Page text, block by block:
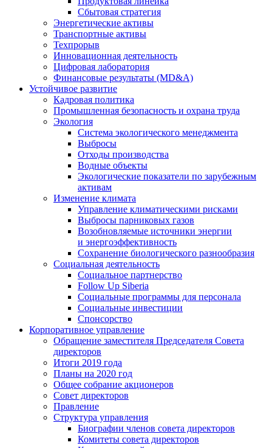
Сбытовая стратегия
Энергетические активы
Транспортные активы
Техпрорыв
Инновационная деятельность
Цифровая лаборатория
Финансовые результаты (MD&A)
Устойчивое развитие
Кадровая политика
Промышленная безопасность и охрана труда
Экология
Система экологического менеджмента
Выбросы
Отходы производства
Водные объекты
Экологические показатели по зарубежным
активам
Изменение климата
Управление климатическими рисками
Выбросы парниковых газов
Возобновляемые источники энергии
и энергоэффективность
Сохранение биологического разнообразия
Социальная деятельность
Социальное партнерство
Follow Up Siberia
Социальные программы для персонала
Социальные инвестиции
Спонсорство
Корпоративное управление
Обращение заместителя Председателя Совета
директоров
Итоги 2019 года
Планы на 2020 год
Общее собрание акционеров
Совет директоров
Правление
Структура управления
Биографии членов совета директоров
Комитеты совета директоров